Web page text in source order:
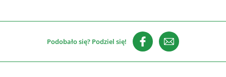
Podobało się? Podziel się!